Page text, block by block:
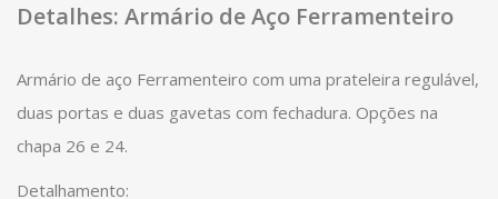
Detalhes: Armário de Aço Ferramenteiro
Armário de aço Ferramenteiro com uma prateleira regulável,
duas portas e duas gavetas com fechadura. Opções na
chapa 26 e 24.
Detalhamento: